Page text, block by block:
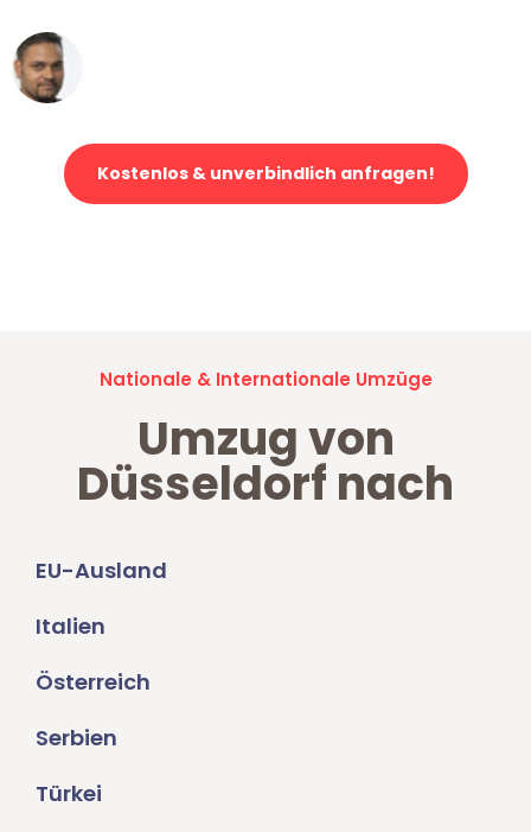
Kostenlos & unverbindlich anfragen!
Nationale & Internationale Umzüge
Umzug von
Düsseldorf nach
EU-Ausland
Italien
Österreich
Serbien
Türkei